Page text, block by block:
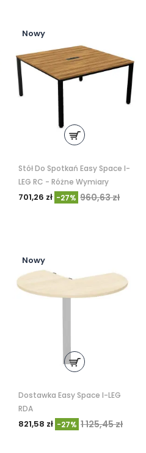
Nowy
Stół Do Spotkań Easy Space I-
LEG RC - Różne Wymiary
701,26 zł -27% 960,63 zł
Nowy
Dostawka Easy Space I-LEG
RDA
821,58 zł -27% 1 125,45 zł